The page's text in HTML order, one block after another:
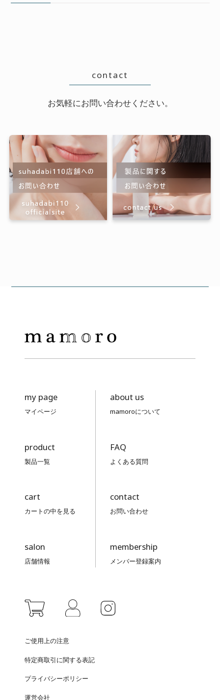
contact
お気軽にお問い合わせください。
my page
マイページ
product
製品一覧
cart
カートの中を見る
salon
店舗情報
about us
mamoroについて
FAQ
よくある質問
contact
お問い合わせ
membership
メンバー登録案内
ご使用上の注意
特定商取引に関する表記
プライバシーポリシー
運営会社